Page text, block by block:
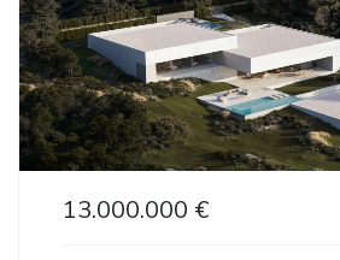
13.000.000 €